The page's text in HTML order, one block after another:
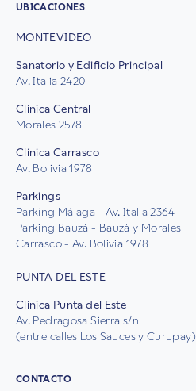
UBICACIONES
MONTEVIDEO
Sanatorio y Edificio Principal
Av. Italia 2420
Clínica Central
Morales 2578
Clínica Carrasco
Av. Bolivia 1978
Parkings
Parking Málaga - Av. Italia 2364
Parking Bauzá - Bauzá y Morales
Carrasco - Av. Bolivia 1978
PUNTA DEL ESTE
Clínica Punta del Este
Av. Pedragosa Sierra s/n
(entre calles Los Sauces y Curupay)
CONTACTO